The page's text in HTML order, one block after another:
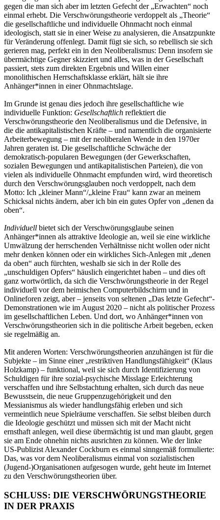
gegen die man sich aber im letzten Gefecht der „Erwachten“ noch
einmal erhebt. Die Verschwörungstheorie verdoppelt als „Theorie“
die gesellschaftliche und individuelle Ohnmacht noch einmal
ideologisch, statt sie in einer Weise zu analysieren, die Ansatzpunkte
für Veränderung offenlegt. Damit fügt sie sich, so rebellisch sie sich
gerieren mag, perfekt ein in den Neoliberalismus: Denn insofern sie
übermächtige Gegner skizziert und alles, was in der Gesellschaft
passiert, stets zum direkten Ergebnis und Willen einer
monolithischen Herrschaftsklasse erklärt, hält sie ihre
Anhänger*innen in einer Ohnmachtslage.
Im Grunde ist genau dies jedoch ihre gesellschaftliche wie
individuelle Funktion: Gesellschaftlich reflektiert die
Verschwörungstheorie den Neoliberalismus und die Defensive, in
die die antikapitalistischen Kräfte – und namentlich die organisierte
Arbeiterbewegung – mit der neoliberalen Wende in den 1970er
Jahren geraten ist. Die gesellschaftliche Schwäche der
demokratisch-popularen Bewegungen (der Gewerkschaften,
sozialen Bewegungen und antikapitalistischen Parteien), die von
vielen als individuelle Ohnmacht empfunden wird, wird theoretisch
durch den Verschwörungsglauben noch verdoppelt, nach dem
Motto: Ich „kleiner Mann“/„kleine Frau“ kann zwar an meinem
Schicksal nichts ändern, aber ich bin ein gutes Opfer von „denen da
oben“.
Individuell bietet sich der Verschwörungsglaube seinen
Anhänger*innen als attraktive Ideologie an, weil sie eine wirkliche
Umwälzung der herrschenden Verhältnisse nicht wollen oder nicht
mehr denken können oder ein wirkliches Sich-Anlegen mit „denen
da oben“ auch fürchten, weshalb sie sich in der Rolle des
„unschuldigen Opfers“ häuslich eingerichtet haben – und dies oft
ganz wortwörtlich, da sich die Verschwörungstheorie in der Regel
individuell vor dem heimischen Computerbildschirm und in
Onlineforen zeigt, aber – jenseits von seltenen „Das letzte Gefecht“-
Demonstrationen wie im August 2020 – nicht als politischer Prozess
im gesellschaftlichen Leben. Und dort, wo Anhänger*innen von
Verschwörungstheorien sich in die politische Arbeit begeben, ecken
sie regelmäßig an.
Mit anderen Worten: Verschwörungstheorien anzuhängen ist für die
Subjekte – im Sinne einer „restriktiven Handlungsfähigkeit“ (Klaus
Holzkamp) – funktional, weil sie sich durch Identifizierung von
Schuldigen für ihre sozial-psychische Misslage Erleichterung
verschaffen und ihre Selbstachtung erhalten, sich durch das neue
Bewusstsein, die neue Gruppenzugehörigkeit und den
Messianismus als wieder handlungsfähig erleben und sich
vermeintlich neue Spielräume verschaffen. Sie selbst bleiben durch
die Ideologie geschützt und müssen sich mit der Macht nicht
ernsthaft anlegen, weil diese übermächtig ist und man glaubt, gegen
sie am Ende ohnehin nichts ausrichten zu können. Wie der linke
US-Publizist Alexander Cockburn es einmal sinngemäß formulierte:
Das, was vor dem Neoliberalismus einmal von sozialistischen
(Jugend-)Organisationen aufgesogen wurde, geht heute im Internet
zu den Verschwörungstheorien über.
SCHLUSS: DIE VERSCHWÖRUNGSTHEORIE
IN DER PRAXIS